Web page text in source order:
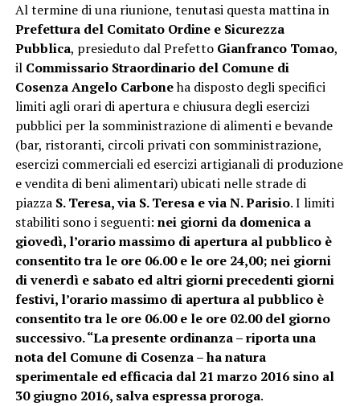
Al termine di una riunione, tenutasi questa mattina in
Prefettura del Comitato Ordine e Sicurezza
Pubblica, presieduto dal Prefetto Gianfranco Tomao,
ilCommissario Straordinario del Comune di
Cosenza Angelo Carboneha disposto degli specifici
limiti agli orari di apertura e chiusura degli esercizi
pubblici per la somministrazione di alimenti e bevande
(bar, ristoranti, circoli privati con somministrazione,
esercizi commerciali ed esercizi artigianali di produzione
e vendita di beni alimentari) ubicati nelle strade di
piazza S. Teresa, via S. Teresa e via N. Parisio. I limiti
stabiliti sono i seguenti: nei giorni da domenica a
giovedì, l’orario massimo di apertura al pubblico è
consentito tra le ore 06.00 e le ore 24,00; nei giorni
di venerdì e sabato ed altri giorni precedenti giorni
festivi, l’orario massimo di apertura al pubblico è
consentito tra le ore 06.00 e le ore 02.00 del giorno
successivo. “La presente ordinanza – riporta una
nota del Comune di Cosenza – ha natura
sperimentale ed efficacia dal 21 marzo 2016 sino al
30 giugno 2016, salva espressa proroga.